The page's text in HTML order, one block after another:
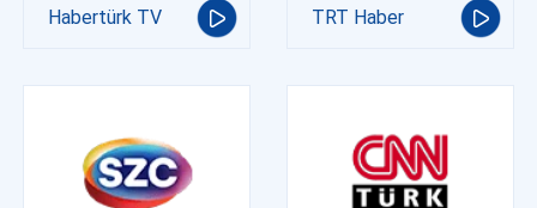
Habertürk TV TRT Haber